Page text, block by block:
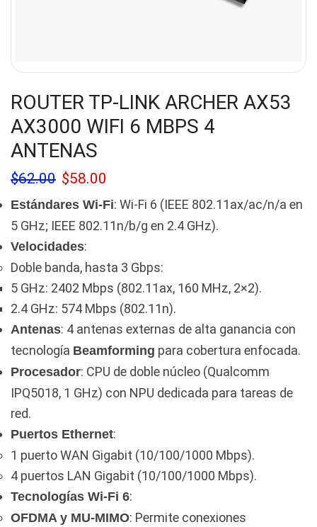
ROUTER TP-LINK ARCHER AX53
AX3000 WIFI 6 MBPS 4
ANTENAS
$62.00 $58.00
Estándares Wi-Fi: Wi-Fi 6 (IEEE 802.11ax/ac/n/a en
5 GHz; IEEE 802.11n/b/g en 2.4 GHz).
Velocidades:
Doble banda, hasta 3 Gbps:
5 GHz: 2402 Mbps (802.11ax, 160 MHz, 2×2).
2.4 GHz: 574 Mbps (802.11n).
Antenas: 4 antenas externas de alta ganancia con
tecnología Beamforming para cobertura enfocada.
Procesador: CPU de doble núcleo (Qualcomm
IPQ5018, 1 GHz) con NPU dedicada para tareas de
red.
Puertos Ethernet:
1 puerto WAN Gigabit (10/100/1000 Mbps).
4 puertos LAN Gigabit (10/100/1000 Mbps).
Tecnologías Wi-Fi 6:
OFDMA y MU-MIMO: Permite conexiones